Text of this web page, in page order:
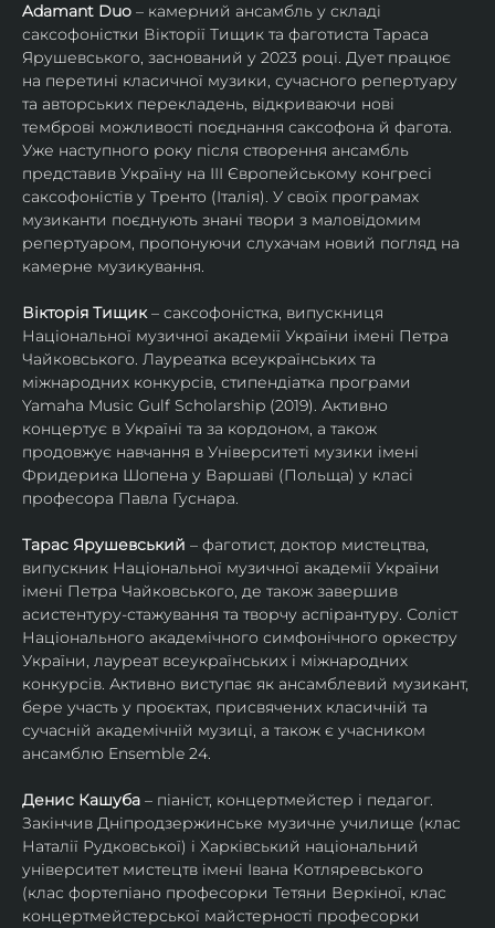
Adamant Duo – камерний ансамбль у складі
саксофоністки Вікторії Тищик та фаготиста Тараса
Ярушевського, заснований у 2023 році. Дует працює
на перетині класичної музики, сучасного репертуару
та авторських перекладень, відкриваючи нові
темброві можливості поєднання саксофона й фагота.
Уже наступного року після створення ансамбль
представив Україну на ІІІ Європейському конгресі
саксофоністів у Тренто (Італія). У своїх програмах
музиканти поєднують знані твори з маловідомим
репертуаром, пропонуючи слухачам новий погляд на
камерне музикування.
Вікторія Тищик – саксофоністка, випускниця
Національної музичної академії України імені Петра
Чайковського. Лауреатка всеукраїнських та
міжнародних конкурсів, стипендіатка програми
Yamaha Music Gulf Scholarship (2019). Активно
концертує в Україні та за кордоном, а також
продовжує навчання в Університеті музики імені
Фридерика Шопена у Варшаві (Польща) у класі
професора Павла Гуснара.
Тарас Ярушевський – фаготист, доктор мистецтва,
випускник Національної музичної академії України
імені Петра Чайковського, де також завершив
асистентуру-стажування та творчу аспірантуру. Соліст
Національного академічного симфонічного оркестру
України, лауреат всеукраїнських і міжнародних
конкурсів. Активно виступає як ансамблевий музикант,
бере участь у проєктах, присвячених класичній та
сучасній академічній музиці, а також є учасником
ансамблю Ensemble 24.
Денис Кашуба – піаніст, концертмейстер і педагог.
Закінчив Дніпродзержинське музичне училище (клас
Наталії Рудковської) і Харківський національний
університет мистецтв імені Івана Котляревського
(клас фортепіано професорки Тетяни Веркіної, клас
концертмейстерської майстерності професорки